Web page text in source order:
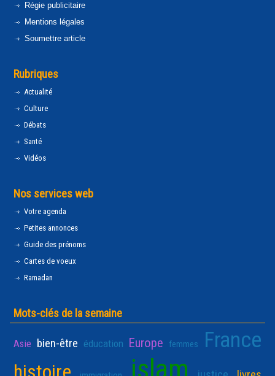
Régie publicitaire
Mentions légales
Soumettre article
Rubriques
Actualité
Culture
Débats
Santé
Vidéos
Nos services web
Votre agenda
Petites annonces
Guide des prénoms
Cartes de voeux
Ramadan
Mots-clés de la semaine
Asie bien-être éducation Europe femmes France
islam